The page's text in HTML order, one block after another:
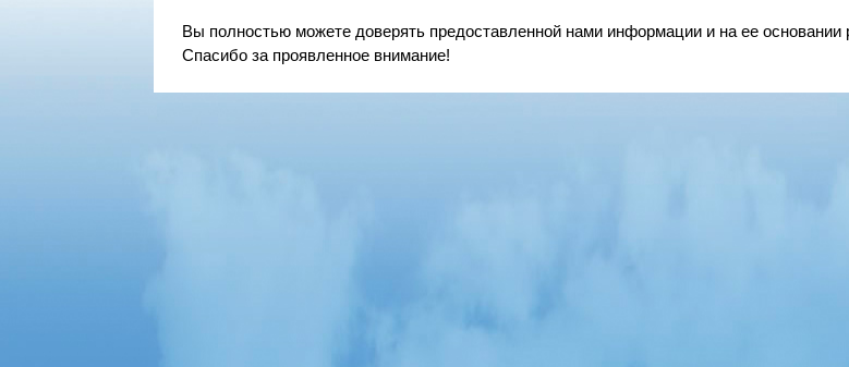
Вы полностью можете доверять предоставленной нами информации и на ее основании
Спасибо за проявленное внимание!